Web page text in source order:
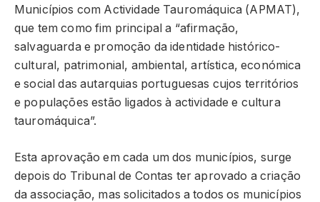
Municípios com Actividade Tauromáquica (APMAT),
que tem como fim principal a “afirmação,
salvaguarda e promoção da identidade histórico-
cultural, patrimonial, ambiental, artística, económica
e social das autarquias portuguesas cujos territórios
e populações estão ligados à actividade e cultura
tauromáquica”.
Esta aprovação em cada um dos municípios, surge
depois do Tribunal de Contas ter aprovado a criação
da associação, mas solicitados a todos os municípios